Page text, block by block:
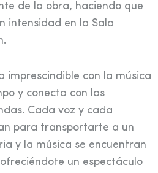
de la obra, haciendo que
intensidad en la Sala
imprescindible con la música
y conecta con las
Cada voz y cada
para transportarte a un
y la música se encuentran
un espectáculo